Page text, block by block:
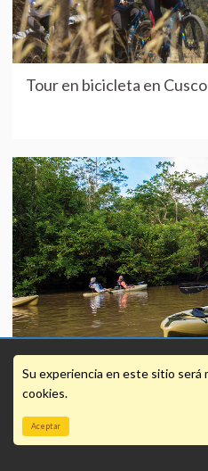
Tour en bicicleta en Cusco
Aventuras acuáticas en el
Su experiencia en este sitio será
cookies.
Aceptar